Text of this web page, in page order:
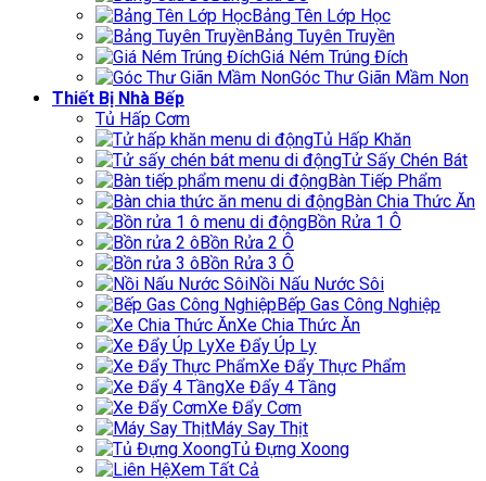
Bảng Tên Lớp Học
Bảng Tuyên Truyền
Giá Ném Trúng Đích
Góc Thư Giãn Mầm Non
Thiết Bị Nhà Bếp
Tủ Hấp Cơm
Tủ Hấp Khăn
Tử Sấy Chén Bát
Bàn Tiếp Phẩm
Bàn Chia Thức Ăn
Bồn Rửa 1 Ô
Bồn Rửa 2 Ô
Bồn Rửa 3 Ô
Nồi Nấu Nước Sôi
Bếp Gas Công Nghiệp
Xe Chia Thức Ăn
Xe Đẩy Úp Ly
Xe Đẩy Thực Phẩm
Xe Đẩy 4 Tầng
Xe Đẩy Cơm
Máy Say Thịt
Tủ Đựng Xoong
Xem Tất Cả